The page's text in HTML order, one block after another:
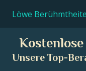
Löwe
Unsere Top-